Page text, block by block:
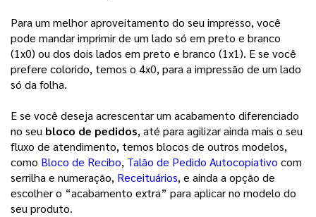
Para um melhor aproveitamento do seu impresso, você
pode mandar imprimir de um lado só em preto e branco
(1x0) ou dos dois lados em preto e branco (1x1). E se você
prefere colorido, temos o 4x0, para a impressão de um lado
só da folha.
E se você deseja acrescentar um acabamento diferenciado
no seu bloco de pedidos, até para agilizar ainda mais o seu
fluxo de atendimento, temos blocos de outros modelos,
como Bloco de Recibo, Talão de Pedido Autocopiativo com
serrilha e numeração, Receituários, e ainda a opção de
escolher o “acabamento extra” para aplicar no modelo do
seu produto.